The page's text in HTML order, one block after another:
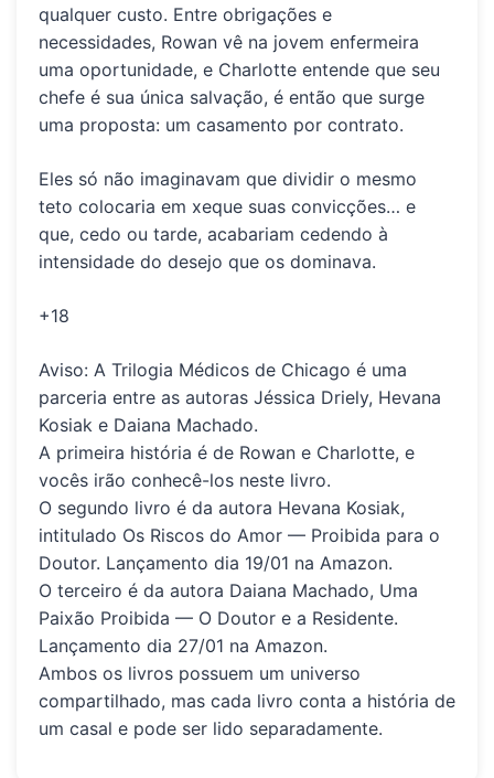
qualquer custo. Entre obrigações e
necessidades, Rowan vê na jovem enfermeira
uma oportunidade, e Charlotte entende que seu
chefe é sua única salvação, é então que surge
uma proposta: um casamento por contrato.
Eles só não imaginavam que dividir o mesmo
teto colocaria em xeque suas convicções… e
que, cedo ou tarde, acabariam cedendo à
intensidade do desejo que os dominava.
+18
Aviso: A Trilogia Médicos de Chicago é uma
parceria entre as autoras Jéssica Driely, Hevana
Kosiak e Daiana Machado.
A primeira história é de Rowan e Charlotte, e
vocês irão conhecê-los neste livro.
O segundo livro é da autora Hevana Kosiak,
intitulado Os Riscos do Amor — Proibida para o
Doutor. Lançamento dia 19/01 na Amazon.
O terceiro é da autora Daiana Machado, Uma
Paixão Proibida — O Doutor e a Residente.
Lançamento dia 27/01 na Amazon.
Ambos os livros possuem um universo
compartilhado, mas cada livro conta a história de
um casal e pode ser lido separadamente.